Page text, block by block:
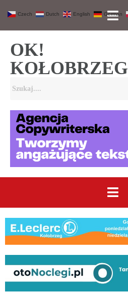
OK!
KOŁOBRZEG
Czech Dutch English German